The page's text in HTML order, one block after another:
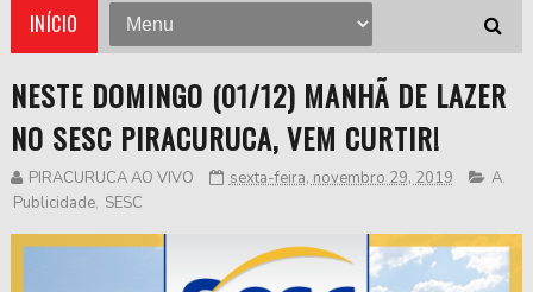
INÍCIO
NESTE DOMINGO (01/12) MANHÃ DE LAZER
NO SESC PIRACURUCA, VEM CURTIR!
PIRACURUCA AO VIVO sexta-feira, novembro 29, 2019 A,
Publicidade, SESC